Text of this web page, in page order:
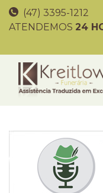
(47) 3395-1212
ATENDEMOS 24